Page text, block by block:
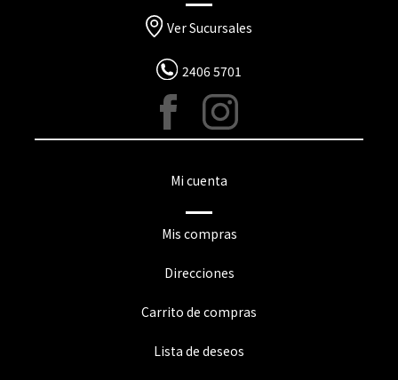
Ver Sucursales
2406 5701
Mi cuenta
Mis compras
Direcciones
Carrito de compras
Lista de deseos